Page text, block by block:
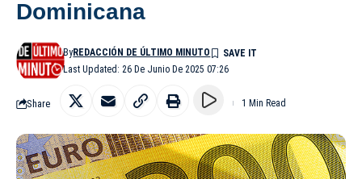
Dominicana
Last Updated: 26 De Junio De 2025 07:26
ByREDACCIÓN DE ÚLTIMO MINUTO
Share 1 Min Read